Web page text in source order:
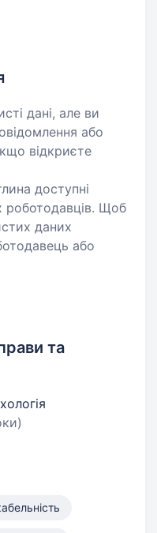
дані, але ви
або
відкриєте
доступні
роботодавців. Щоб
даних
або
та